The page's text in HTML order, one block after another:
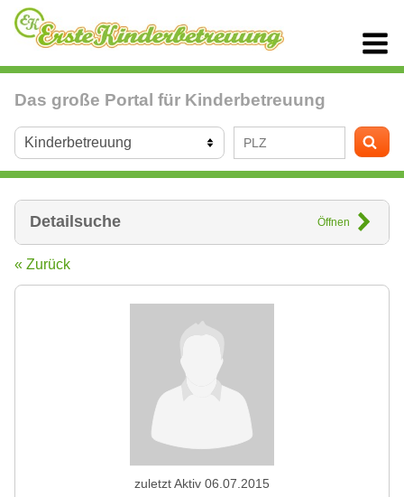
Das große Portal für Kinderbetreuung
Detailsuche Öffnen
« Zurück
zuletzt Aktiv 06.07.2015